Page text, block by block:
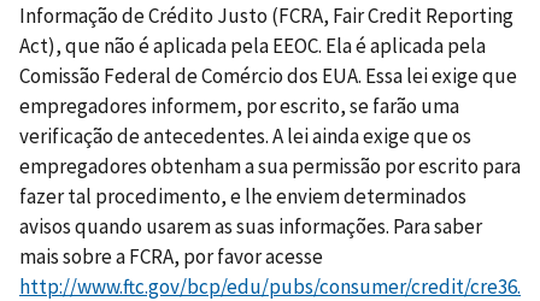
Informação de Crédito Justo (FCRA, Fair Credit Reporting
Act), que não é aplicada pela EEOC. Ela é aplicada pela
Comissão Federal de Comércio dos EUA. Essa lei exige que
empregadores informem, por escrito, se farão uma
verificação de antecedentes. A lei ainda exige que os
empregadores obtenham a sua permissão por escrito para
fazer tal procedimento, e lhe enviem determinados
avisos quando usarem as suas informações. Para saber
mais sobre a FCRA, por favor acesse
http://www.ftc.gov/bcp/edu/pubs/consumer/credit/cre36.